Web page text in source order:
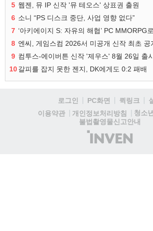
5 웹젠, 뮤 IP 신작 '뮤 테오스' 상표권 출원
6 소니 “PS 디스크 중단, 사업 영향 없다”
7 ‘아키에이지 S: 자유의 해협’ PC MMORPG
8 엔씨, 게임스컴 2026서 미공개 신작 최초 공
9
10갈피를 잡지 못한 젠지, DK에게도 0:2 패배
로그인 PC화면 퀵링크
이용약관
개인정보처리방침
청소
불법촬영물신고안내
(주)
인